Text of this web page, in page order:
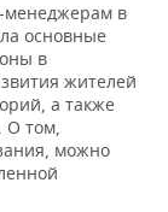
менеджерам в
основные
в
жителей
а также
О том,
можно